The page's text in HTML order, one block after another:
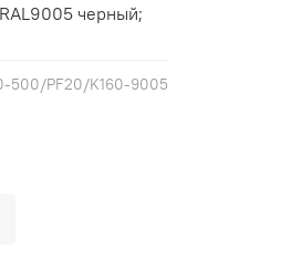
500/PF20/K160-9005
чeрный;